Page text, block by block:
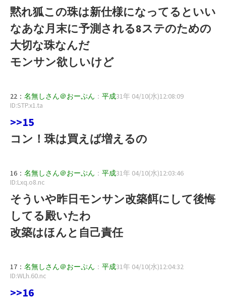
黙れ狐この珠は新仕様になってるといい
なあな月末に予測される8ステのための
大切な珠なんだ
モンサン欲しいけど
22： 名無しさん＠おーぷん ： 平成31年 04/10(水)12:08:09
ID:STP.x1.ta
>>15
コン！珠は買えば増えるの
16： 名無しさん＠おーぷん ： 平成31年 04/10(水)12:03:46
ID:Lxq.o8.nc
そういや昨日モンサン改築餌にして後悔
してる殿いたわ
改築はほんと自己責任
17： 名無しさん＠おーぷん ： 平成31年 04/10(水)12:04:32
ID:WLh.60.nc
>>16